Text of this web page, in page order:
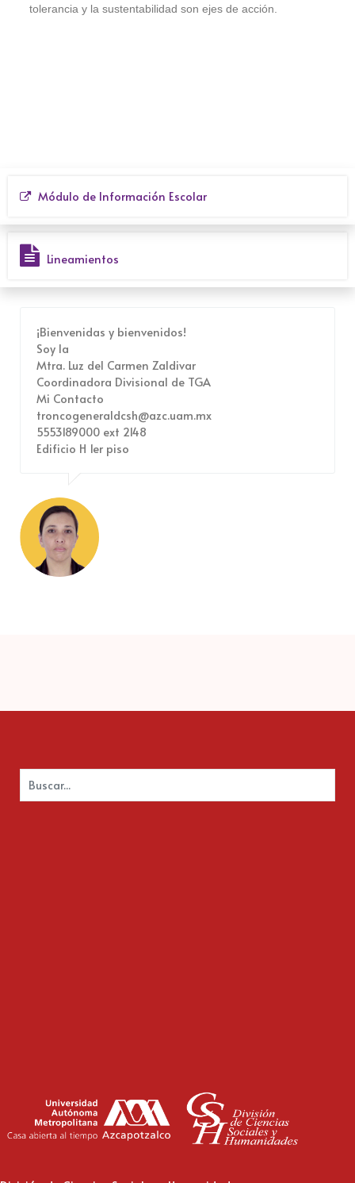
tolerancia y la sustentabilidad son ejes de acción.
Módulo de Información Escolar
Lineamientos
¡Bienvenidas y bienvenidos!
Soy la
Mtra. Luz del Carmen Zaldivar
Coordinadora Divisional de TGA
Mi Contacto
troncogeneraldcsh@azc.uam.mx
5553189000 ext 2148
Edificio H 1er piso